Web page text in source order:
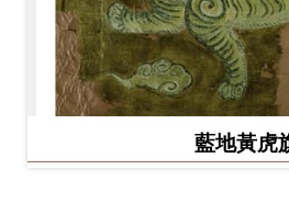
藍地黃虎